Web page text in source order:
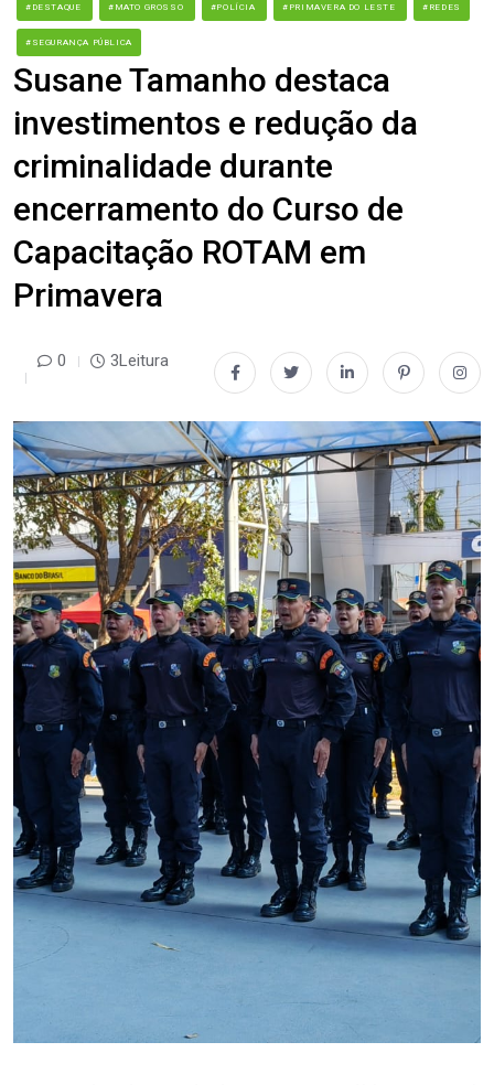
#DESTAQUE #MATO GROSSO #POLÍCIA #PRIMAVERA DO LESTE #REDES
#SEGURANÇA PÚBLICA
Susane Tamanho destaca
investimentos e redução da
criminalidade durante
encerramento do Curso de
Capacitação ROTAM em
Primavera
0 3Leitura